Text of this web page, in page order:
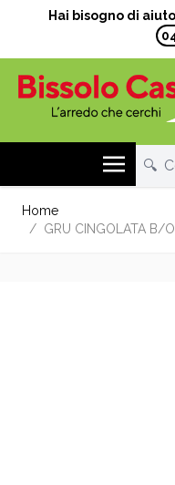
Hai bisogno di
Home
/ GRU CINGOLATA B/